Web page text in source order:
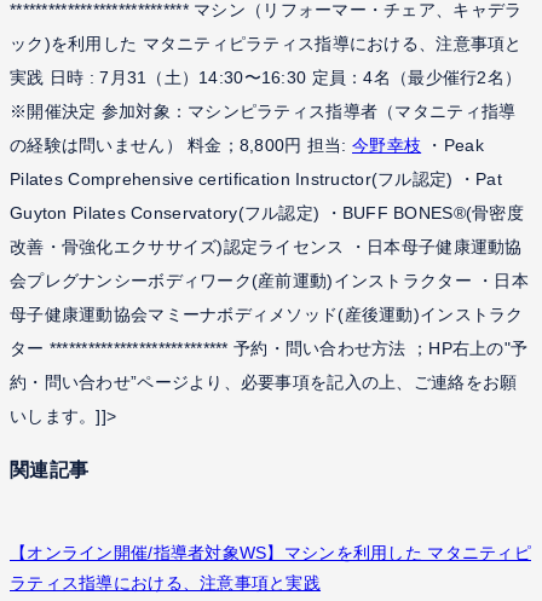
**************************** マシン（リフォーマー・チェア、キャデラ
ック)を利用した マタニティピラティス指導における、注意事項と
実践 日時 : 7月31（土）14:30〜16:30 定員：4名（最少催行2名）
※開催決定 参加対象：マシンピラティス指導者（マタニティ指導
の経験は問いません） 料金；8,800円 担当: 今野幸枝 ・Peak
Pilates Comprehensive certification Instructor(フル認定) ・Pat
Guyton Pilates Conservatory(フル認定) ・BUFF BONES®(骨密度
改善・骨強化エクササイズ)認定ライセンス ・日本母子健康運動協
会プレグナンシーボディワーク(産前運動)インストラクター ・日本
母子健康運動協会マミーナボディメソッド(産後運動)インストラク
ター **************************** 予約・問い合わせ方法 ；HP右上の"予
約・問い合わせ”ページより、必要事項を記入の上、ご連絡をお願
いします。]]>
関連記事
【オンライン開催/指導者対象WS】マシンを利用した マタニティピ
ラティス指導における、注意事項と実践